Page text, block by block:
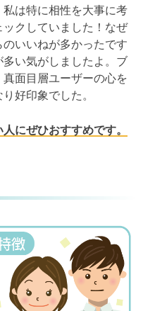
は特に相性を大事に考
クしていました！なぜ
いいねが多かったです
多い気がしましたよ。ブ
面目層ユーザーの心を
好印象でした。
にぜひおすすめです。